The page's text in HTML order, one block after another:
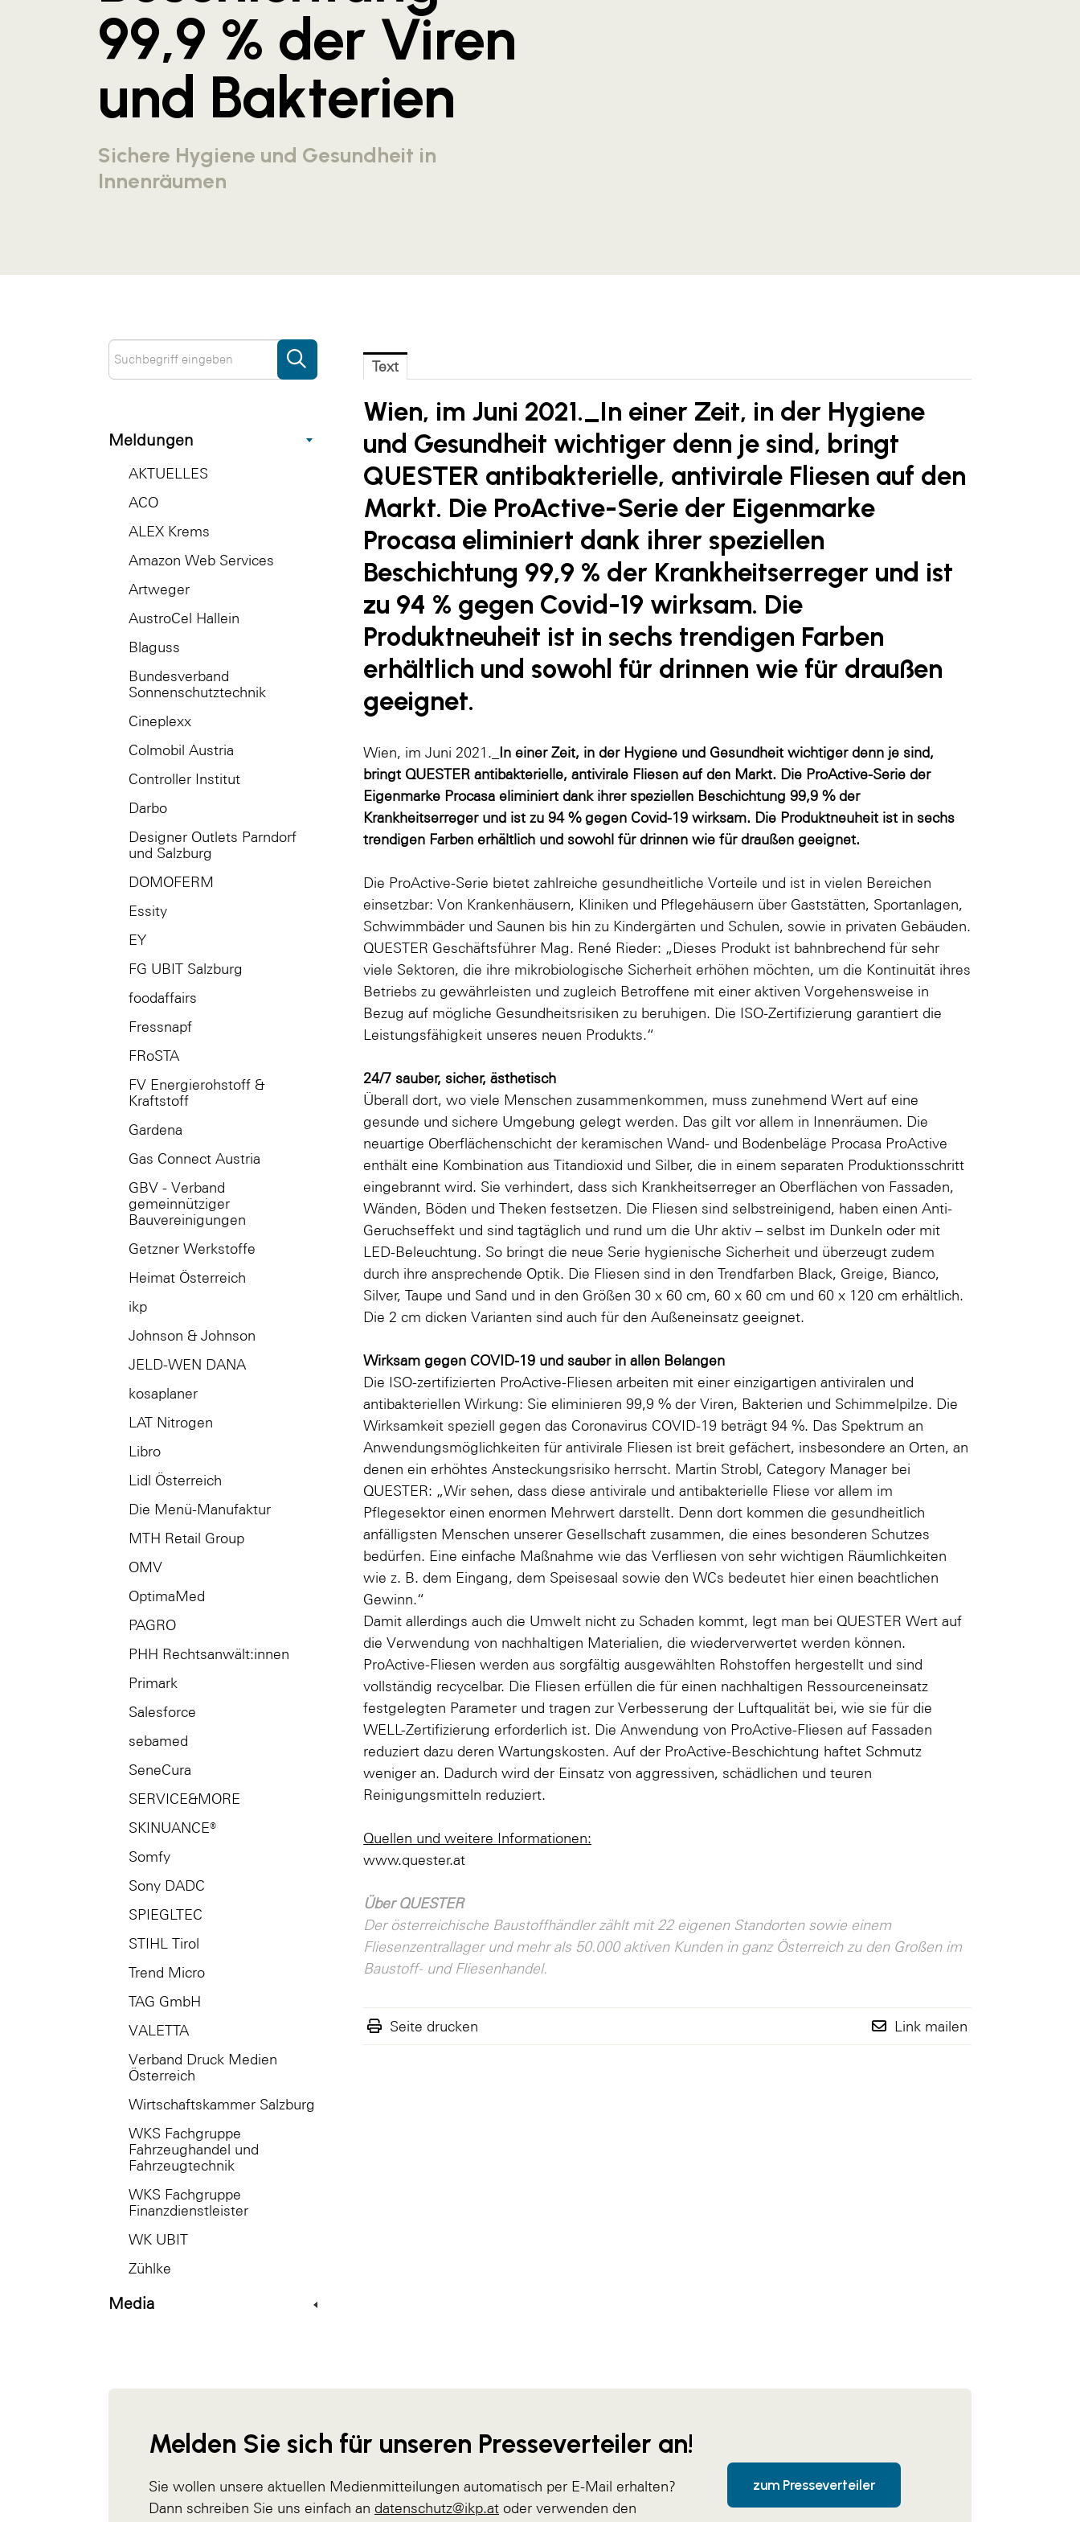
Meldungen
AKTUELLES
ACO
ALEX Krems
Amazon Web Services
Artweger
AustroCel Hallein
Blaguss
Bundesverband
Sonnenschutztechnik
Cineplexx
Colmobil Austria
Controller Institut
Darbo
Designer Outlets Parndorf
und Salzburg
DOMOFERM
Essity
EY
FG UBIT Salzburg
foodaffairs
Fressnapf
FRoSTA
FV Energierohstoff &
Kraftstoff
Gardena
Gas Connect Austria
GBV - Verband
gemeinnütziger
Bauvereinigungen
Getzner Werkstoffe
Heimat Österreich
ikp
Johnson & Johnson
JELD-WEN DANA
kosaplaner
LAT Nitrogen
Libro
Lidl Österreich
Die Menü-Manufaktur
MTH Retail Group
OMV
OptimaMed
PAGRO
PHH Rechtsanwält:innen
Primark
Salesforce
sebamed
SeneCura
SERVICE&MORE
SKINUANCE®
Somfy
Sony DADC
SPIEGLTEC
STIHL Tirol
Trend Micro
TAG GmbH
VALETTA
Verband Druck Medien
Österreich
Wirtschaftskammer Salzburg
WKS Fachgruppe
Fahrzeughandel und
Fahrzeugtechnik
WKS Fachgruppe
Finanzdienstleister
WK UBIT
Zühlke
Media
99,9 % der Viren
und Bakterien
Sichere Hygiene und Gesundheit in
Innenräumen
Text
Wien, im Juni 2021._In einer Zeit, in der Hygiene
und Gesundheit wichtiger denn je sind, bringt
QUESTER antibakterielle, antivirale Fliesen auf den
Markt. Die ProActive-Serie der Eigenmarke
Procasa eliminiert dank ihrer speziellen
Beschichtung 99,9 % der Krankheitserreger und ist
zu 94 % gegen Covid-19 wirksam. Die
Produktneuheit ist in sechs trendigen Farben
erhältlich und sowohl für drinnen wie für draußen
geeignet.
Wien, im Juni 2021._ In einer Zeit, in der Hygiene und Gesundheit wichtiger denn je sind,
bringt QUESTER antibakterielle, antivirale Fliesen auf den Markt. Die ProActive-Serie der
Eigenmarke Procasa eliminiert dank ihrer speziellen Beschichtung 99,9 % der
Krankheitserreger und ist zu 94 % gegen Covid-19 wirksam. Die Produktneuheit ist in sechs
trendigen Farben erhältlich und sowohl für drinnen wie für draußen geeignet.
Die ProActive-Serie bietet zahlreiche gesundheitliche Vorteile und ist in vielen Bereichen
einsetzbar: Von Krankenhäusern, Kliniken und Pflegehäusern über Gaststätten, Sportanlagen,
Schwimmbäder und Saunen bis hin zu Kindergärten und Schulen, sowie in privaten Gebäuden.
QUESTER Geschäftsführer Mag. René Rieder: „Dieses Produkt ist bahnbrechend für sehr
viele Sektoren, die ihre mikrobiologische Sicherheit erhöhen möchten, um die Kontinuität ihres
Betriebs zu gewährleisten und zugleich Betroffene mit einer aktiven Vorgehensweise in
Bezug auf mögliche Gesundheitsrisiken zu beruhigen. Die ISO-Zertifizierung garantiert die
Leistungsfähigkeit unseres neuen Produkts.“
24/7 sauber, sicher, ästhetisch
Überall dort, wo viele Menschen zusammenkommen, muss zunehmend Wert auf eine
gesunde und sichere Umgebung gelegt werden. Das gilt vor allem in Innenräumen. Die
neuartige Oberflächenschicht der keramischen Wand- und Bodenbeläge Procasa ProActive
enthält eine Kombination aus Titandioxid und Silber, die in einem separaten Produktionsschritt
eingebrannt wird. Sie verhindert, dass sich Krankheitserreger an Oberflächen von Fassaden,
Wänden, Böden und Theken festsetzen. Die Fliesen sind selbstreinigend, haben einen Anti-
Geruchseffekt und sind tagtäglich und rund um die Uhr aktiv – selbst im Dunkeln oder mit
LED-Beleuchtung. So bringt die neue Serie hygienische Sicherheit und überzeugt zudem
durch ihre ansprechende Optik. Die Fliesen sind in den Trendfarben Black, Greige, Bianco,
Silver, Taupe und Sand und in den Größen 30 x 60 cm, 60 x 60 cm und 60 x 120 cm erhältlich.
Die 2 cm dicken Varianten sind auch für den Außeneinsatz geeignet.
Wirksam gegen COVID-19 und sauber in allen Belangen
Die ISO-zertifizierten ProActive-Fliesen arbeiten mit einer einzigartigen antiviralen und
antibakteriellen Wirkung: Sie eliminieren 99,9 % der Viren, Bakterien und Schimmelpilze. Die
Wirksamkeit speziell gegen das Coronavirus COVID-19 beträgt 94 %. Das Spektrum an
Anwendungsmöglichkeiten für antivirale Fliesen ist breit gefächert, insbesondere an Orten, an
denen ein erhöhtes Ansteckungsrisiko herrscht. Martin Strobl, Category Manager bei
QUESTER: „Wir sehen, dass diese antivirale und antibakterielle Fliese vor allem im
Pflegesektor einen enormen Mehrwert darstellt. Denn dort kommen die gesundheitlich
anfälligsten Menschen unserer Gesellschaft zusammen, die eines besonderen Schutzes
bedürfen. Eine einfache Maßnahme wie das Verfliesen von sehr wichtigen Räumlichkeiten
wie z. B. dem Eingang, dem Speisesaal sowie den WCs bedeutet hier einen beachtlichen
Gewinn.“
Damit allerdings auch die Umwelt nicht zu Schaden kommt, legt man bei QUESTER Wert auf
die Verwendung von nachhaltigen Materialien, die wiederverwertet werden können.
ProActive-Fliesen werden aus sorgfältig ausgewählten Rohstoffen hergestellt und sind
vollständig recycelbar. Die Fliesen erfüllen die für einen nachhaltigen Ressourceneinsatz
festgelegten Parameter und tragen zur Verbesserung der Luftqualität bei, wie sie für die
WELL-Zertifizierung erforderlich ist. Die Anwendung von ProActive-Fliesen auf Fassaden
reduziert dazu deren Wartungskosten. Auf der ProActive-Beschichtung haftet Schmutz
weniger an. Dadurch wird der Einsatz von aggressiven, schädlichen und teuren
Reinigungsmitteln reduziert.
Quellen und weitere Informationen:
www.quester.at
Über QUESTER
Der österreichische Baustoffhändler zählt mit 22 eigenen Standorten sowie einem
Fliesenzentrallager und mehr als 50.000 aktiven Kunden in ganz Österreich zu den Großen im
Baustoff- und Fliesenhandel.
Seite drucken Link mailen
Melden Sie sich für unseren Presseverteiler an!
Sie wollen unsere aktuellen Medienmitteilungen automatisch per E-Mail erhalten?
Dann schreiben Sie uns einfach an datenschutz@ikp.at oder verwenden den
zum Presseverteiler